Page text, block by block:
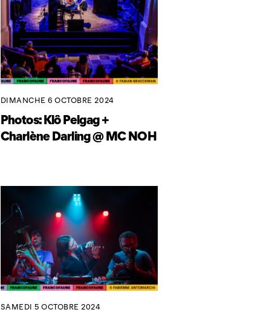
DIMANCHE 6 OCTOBRE 2024
Photos: Klô Pelgag +
Charlène Darling @ MC NOH
SAMEDI 5 OCTOBRE 2024